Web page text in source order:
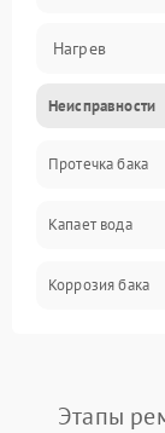
Нагрев
Датчики
Механика
Неисправности
Протечка бака
Капает вода
Коррозия бака
Этапы